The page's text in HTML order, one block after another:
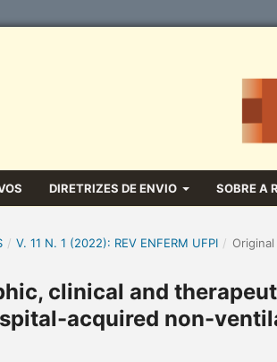
DIRETRIZES DE ENVIO SOBRE A
/ V. 11 N. 1 (2022): REV ENFERM UFPI / Original
clinical and
acquired non-